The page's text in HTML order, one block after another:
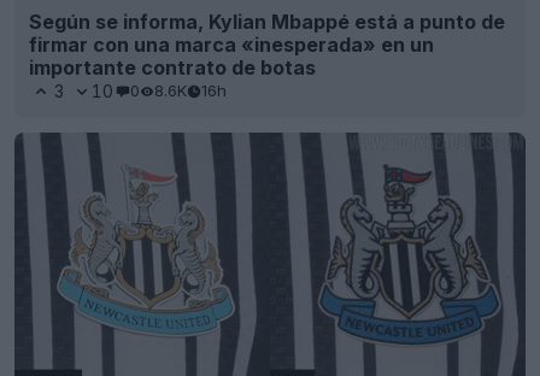
Según se informa, Kylian Mbappé está a punto de
firmar con una marca «inesperada» en un
importante contrato de botas
3 10 0 8.6K 16h